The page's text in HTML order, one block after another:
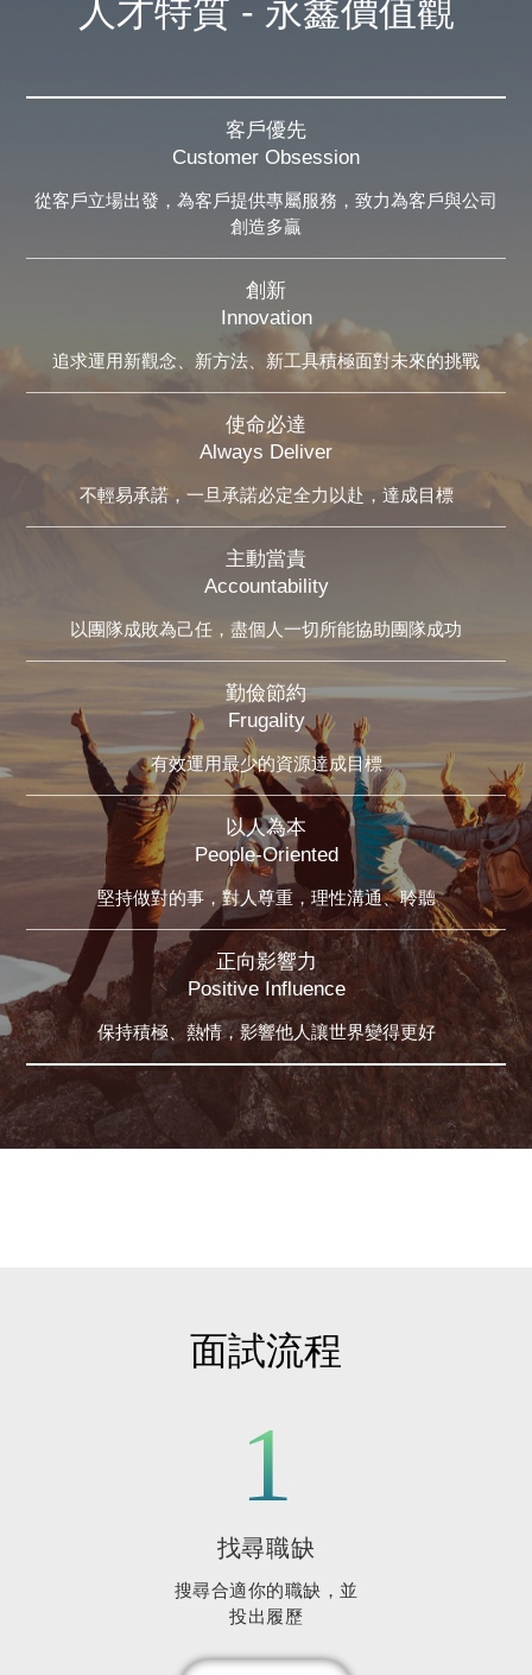
人才特質 - 永鑫價值觀
客戶優先
Customer Obsession
從客戶立場出發，為客戶提供專屬服務，致力為客戶與公司
創造多贏
創新
Innovation
追求運用新觀念、新方法、新工具積極面對未來的挑戰
使命必達
Always Deliver
不輕易承諾，一旦承諾必定全力以赴，達成目標
主動當責
Accountability
以團隊成敗為己任，盡個人一切所能協助團隊成功
勤儉節約
Frugality
有效運用最少的資源達成目標
以人為本
People-Oriented
堅持做對的事，對人尊重，理性溝通、聆聽
正向影響力
Positive Influence
保持積極、熱情，影響他人讓世界變得更好
面試流程
1
找尋職缺
搜尋合適你的職缺，並
投出履歷